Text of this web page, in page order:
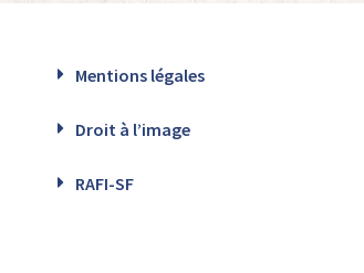
Mentions légales
Droit à l’image
RAFI-SF